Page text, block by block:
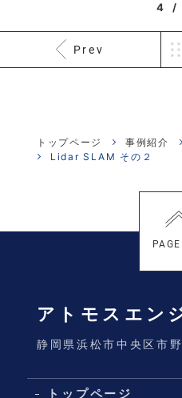
4 /
Prev
トップページ 事例紹介
Lidar SLAM その２
アトモスエン
静岡県浜松市中央区市
トップページ